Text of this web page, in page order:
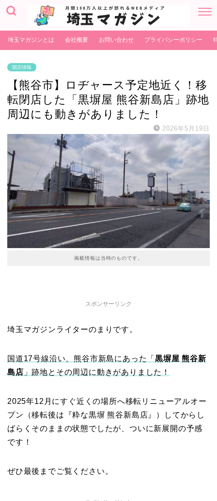
埼玉マガジンとは 会社概要 お問い合わせ プライバシーポリシー
開店情報
【熊谷市】ロヂャース予定地近く！移
転閉店した「黒塀屋 熊谷新島店」跡地
周辺にも動きがありました！
2026年5月19日
掲載情報は当時のものです。
スポンサーリンク
埼玉マガジンライターのまりです。
国道17号線沿い、熊谷市新島にあった「黒塀屋 熊谷新
島店 」跡地とその周辺に動きがありました！
2025年12月にすぐ近くの場所へ移転リニューアルオー
プン（移転後は『粋な黒塀 熊谷新島店』）してからし
ばらくそのままの状態でしたが、ついに新展開の予感
です！
ぜひ最後までご覧ください。